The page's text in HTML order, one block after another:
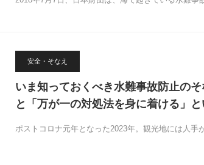
安全・そなえ
いま知っておくべき水難事故防止のそ
と「万が一の対処法を身に着ける」
ポストコロナ元年となった2023年。観光地には人手